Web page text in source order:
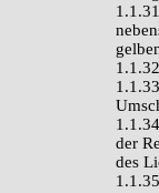
der
des